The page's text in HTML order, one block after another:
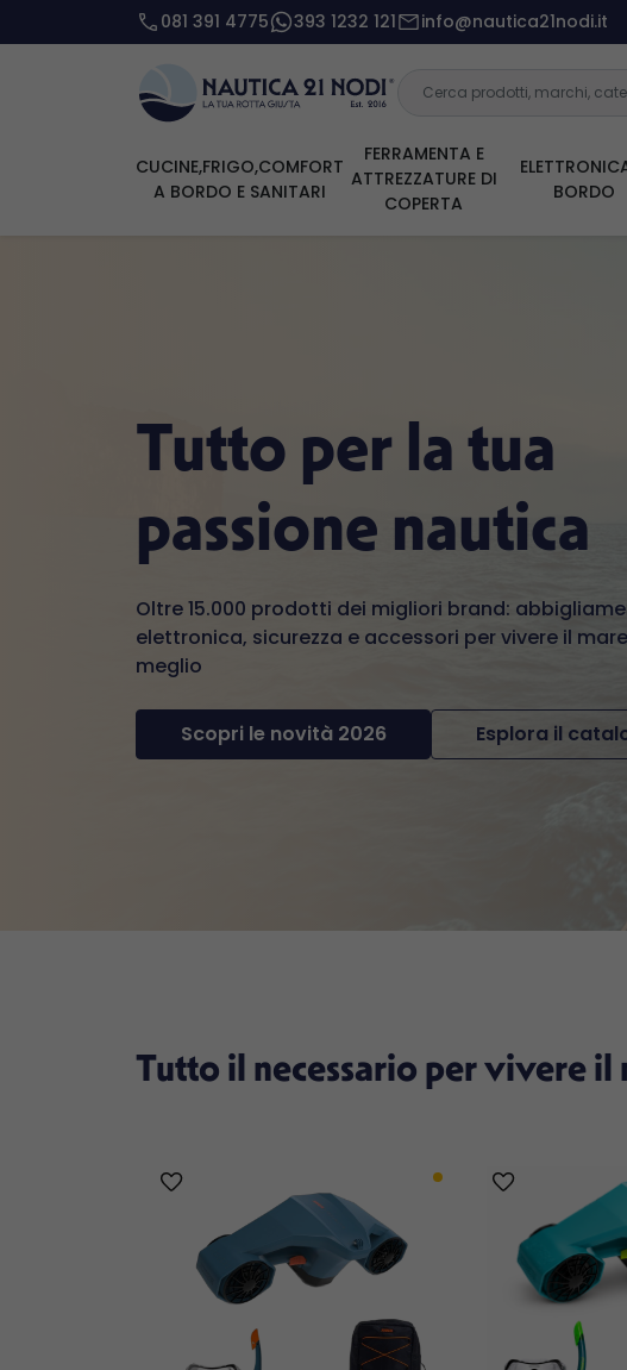
081 391 4775 393 1232 121 info@nautica21nodi.it
CUCINE,FRIGO,COMFORT
A BORDO E SANITARI
FERRAMENTA E
ATTREZZATURE DI
COPERTA
BORDO
Tutto per la tua
passione nautica
Oltre 15.000 prodotti dei migliori brand:
elettronica, sicurezza e accessori per vivere il
meglio
Scopri le novità 2026 Esplora il
Tutto il necessario per vivere il